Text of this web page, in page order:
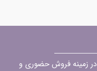
از ۶ سال سابقه در زمینه فروش حضوری و